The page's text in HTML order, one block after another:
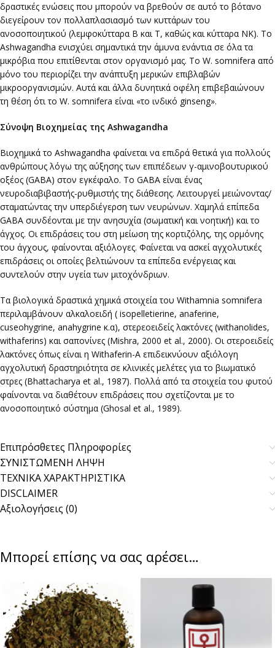
δραστικές ενώσεις που μπορούν να βρεθούν σε αυτό το βότανο
διεγείρουν τον πολλαπλασιασμό των κυττάρων του
ανοσοποιητικού (λεμφοκύτταρα Β και Τ, καθώς και κύτταρα ΝΚ). Το
Ashwagandha ενισχύει σημαντικά την άμυνα ενάντια σε όλα τα
μικρόβια που επιτίθενται στον οργανισμό μας. Το W. somnifera από
μόνο του περιορίζει την ανάπτυξη μερικών επιβλαβών
μικροοργανισμών. Αυτά και άλλα δυνητικά οφέλη επιβεβαιώνουν
τη θέση ότι το W. somnifera είναι «το ινδικό ginseng».
Σύνοψη Βιοχημείας της Ashwagandha
Βιοχημικά το Ashwagandha φαίνεται να επιδρά θετικά για πολλούς
ανθρώπους λόγω της αύξησης των επιπέδεων γ-αμινοβουτυρικού
οξέος (GABA) στον εγκέφαλο. Το GABA είναι ένας
νευροδιαβιβαστής-ρυθμιστής της διάθεσης. Λειτουργεί μειώνοντας/
σταματώντας την υπερδιέγερση των νευρώνων. Χαμηλά επίπεδα
GABA συνδέονται με την ανησυχία (σωματική και νοητική) και το
άγχος. Οι επιδράσεις του στη μείωση της κορτιζόλης, της ορμόνης
του άγχους, φαίνονται αξιόλογες. Φαίνεται να ασκεί αγχολυτικές
επιδράσεις οι οποίες βελτιώνουν τα επίπεδα ενέργειας και
συντελούν στην υγεία των μιτοχόνδριων.
Τα βιολογικά δραστικά χημικά στοιχεία του Withamnia somnifera
περιλαμβάνουν αλκαλοειδή ( isopelletierine, anaferine,
cuseohygrine, anahygrine κ.α), στερεοειδείς λακτόνες (withanolides,
withaferins) και σαπονίνες (Mishra, 2000 et al., 2000). Οι στεροειδείς
λακτόνες όπως είναι η Withaferin-A επιδεικνύουν αξιόλογη
αγχολυτική δραστηριότητα σε κλινικές μελέτες για το βιωματικό
στρες (Bhattacharya et al., 1987). Πολλά από τα στοιχεία του φυτού
φαίνονται να διαθέτουν επιδράσεις που σχετίζονται με το
ανοσοποιητικό σύστημα (Ghosal et al., 1989).
Επιπρόσθετες Πληροφορίες
ΣΥΝΙΣΤΩΜΕΝΗ ΛΗΨΗ
ΤΕΧΝΙΚΑ ΧΑΡΑΚΤΗΡΙΣΤΙΚΑ
DISCLAIMER
Αξιολογήσεις (0)
Μπορεί επίσης να σας αρέσει…